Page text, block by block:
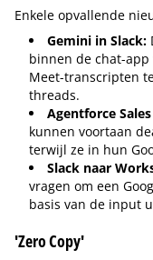
Enkele opvallende
Gemini in Slack:
binnen de chat-app
Meet-transcripten
threads.
Agentforce
kunnen voortaan
terwijl ze in hun
Slack naar
vragen om een
basis van de input
'Zero Copy'